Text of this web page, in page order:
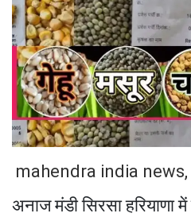
mahendra india
अनाज मंडी सिरसा हरियाणा